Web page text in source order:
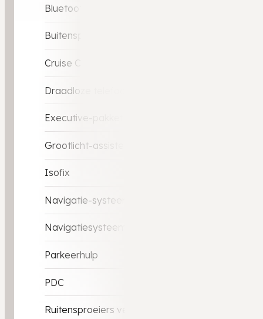
Bluetooth
Buitenspiegels elektrisch inklapbaar
Cruise Control
Draadloze telefoonlader
Executive-pakket
Grootlicht-assistent
Isofix
Navigatie-systeem
Navigatiesysteem
Parkeerhulp
PDC
Ruitensproeiers verwarmbaar